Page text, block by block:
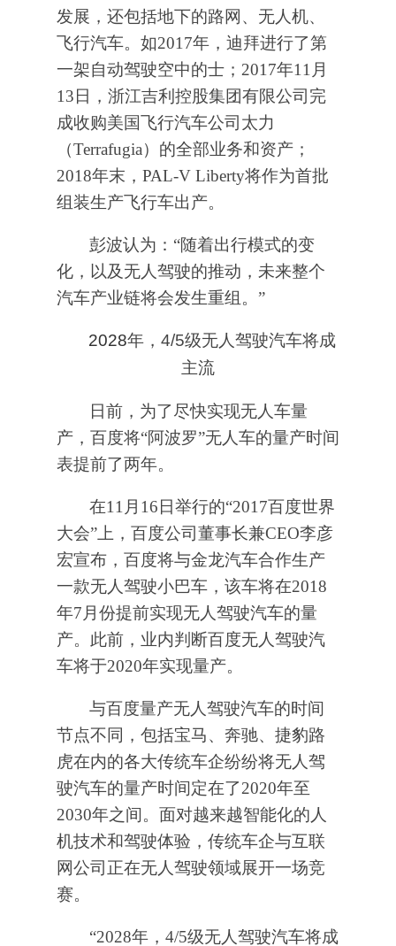
发展，还包括地下的路网、无人机、
飞行汽车。如2017年，迪拜进行了第
一架自动驾驶空中的士；2017年11月
13日，浙江吉利控股集团有限公司完
成收购美国飞行汽车公司太力
（Terrafugia）的全部业务和资产；
2018年末，PAL-V Liberty将作为首批
组装生产飞行车出产。
彭波认为：“随着出行模式的变
化，以及无人驾驶的推动，未来整个
汽车产业链将会发生重组。”
2028年，4/5级无人驾驶汽车将成
主流
日前，为了尽快实现无人车量
产，百度将“阿波罗”无人车的量产时间
表提前了两年。
在11月16日举行的“2017百度世界
大会”上，百度公司董事长兼CEO李彦
宏宣布，百度将与金龙汽车合作生产
一款无人驾驶小巴车，该车将在2018
年7月份提前实现无人驾驶汽车的量
产。此前，业内判断百度无人驾驶汽
车将于2020年实现量产。
与百度量产无人驾驶汽车的时间
节点不同，包括宝马、奔驰、捷豹路
虎在内的各大传统车企纷纷将无人驾
驶汽车的量产时间定在了2020年至
2030年之间。面对越来越智能化的人
机技术和驾驶体验，传统车企与互联
网公司正在无人驾驶领域展开一场竞
赛。
“2028年，4/5级无人驾驶汽车将成